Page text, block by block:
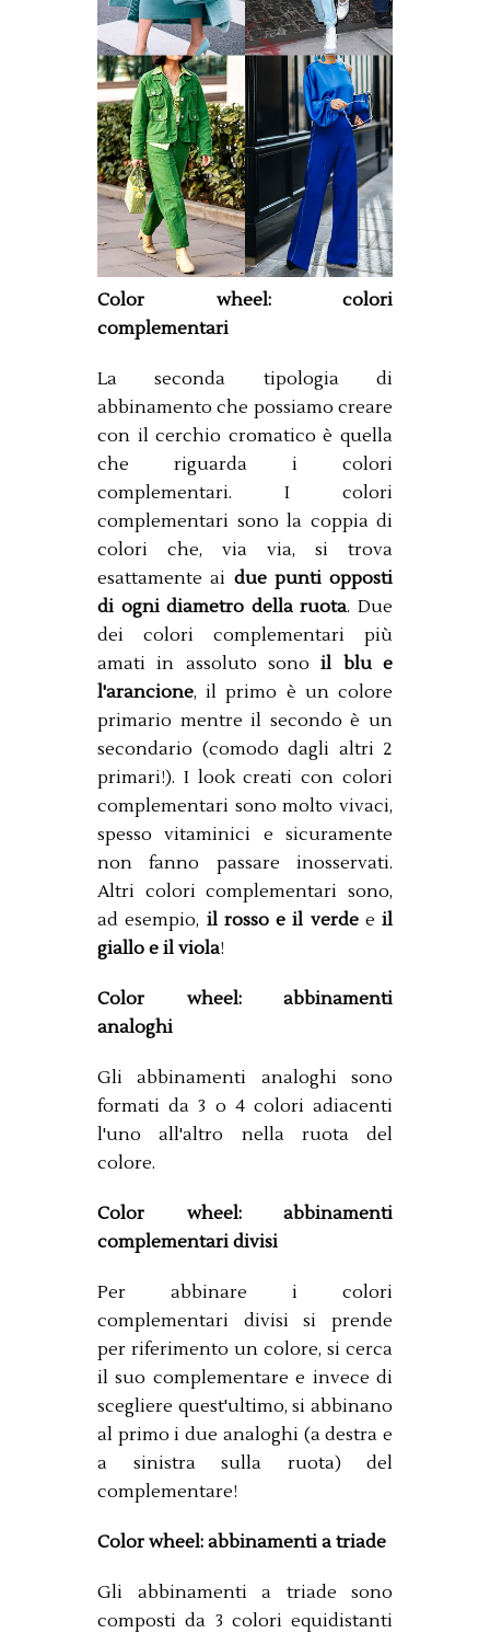
Color wheel: colori
complementari
La seconda tipologia di
abbinamento che possiamo creare
con il cerchio cromatico è quella
che riguarda i colori
complementari. I colori
complementari sono la coppia di
colori che, via via, si trova
esattamente ai due punti opposti
di ogni diametro della ruota. Due
dei colori complementari più
amati in assoluto sonoil blu e
l'arancione, il primo è un colore
primario mentre il secondo è un
secondario (comodo dagli altri 2
primari!). I look creati con colori
complementari sono molto vivaci,
spesso vitaminici e sicuramente
non fanno passare inosservati.
Altri colori complementari sono,
ad esempio, il rosso e il verdee il
giallo e il viola!
Color wheel: abbinamenti
analoghi
Gli abbinamenti analoghi sono
formati da 3 o 4 colori adiacenti
l'uno all'altro nella ruota del
colore.
Color wheel: abbinamenti
complementari divisi
Per abbinare i colori
complementari divisi si prende
per riferimento un colore, si cerca
il suo complementare e invece di
scegliere quest'ultimo, si abbinano
al primo i due analoghi (a destra e
a sinistra sulla ruota) del
complementare!
Color wheel: abbinamenti a triade
Gli abbinamenti a triade sono
composti da 3 colori equidistanti